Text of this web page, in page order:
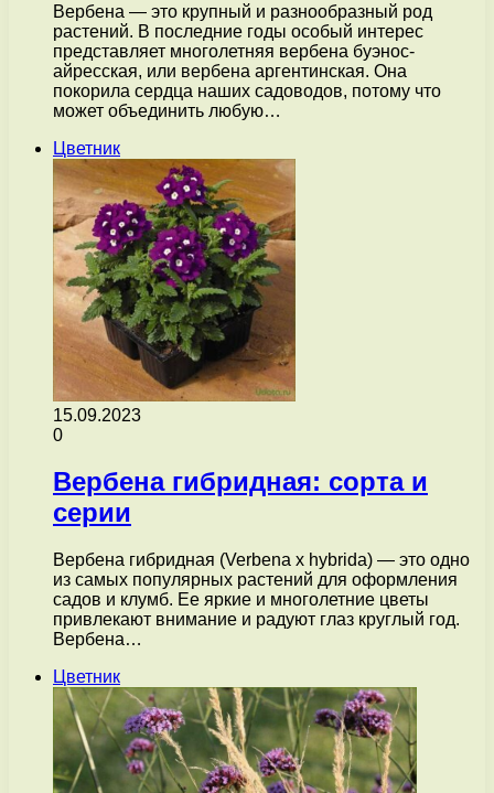
Вербена — это крупный и разнообразный род
растений. В последние годы особый интерес
представляет многолетняя вербена буэнос-
айресская, или вербена аргентинская. Она
покорила сердца наших садоводов, потому что
может объединить любую…
Цветник
15.09.2023
0
Вербена гибридная: сорта и
серии
Вербена гибридная (Verbena x hybrida) — это одно
из самых популярных растений для оформления
садов и клумб. Ее яркие и многолетние цветы
привлекают внимание и радуют глаз круглый год.
Вербена…
Цветник